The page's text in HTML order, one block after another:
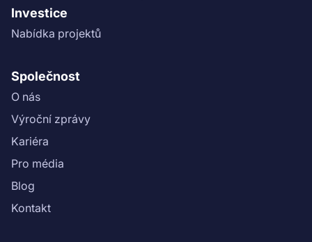
Investice
Nabídka projektů
Společnost
O nás
Výroční zprávy
Kariéra
Pro média
Blog
Kontakt